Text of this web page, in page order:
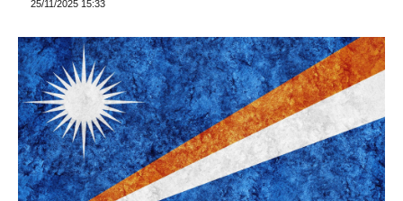
25/11/2025 15:33